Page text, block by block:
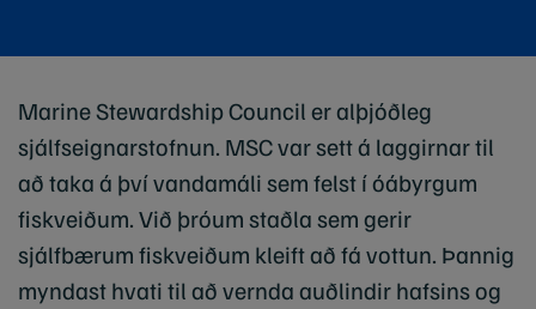
Marine Stewardship Council er alþjóðleg
sjálfseignarstofnun. MSC var sett á laggirnar til
að taka á því vandamáli sem felst í óábyrgum
fiskveiðum. Við þróum staðla sem gerir
sjálfbærum fiskveiðum kleift að fá vottun. Þannig
myndast hvati til að vernda auðlindir hafsins og